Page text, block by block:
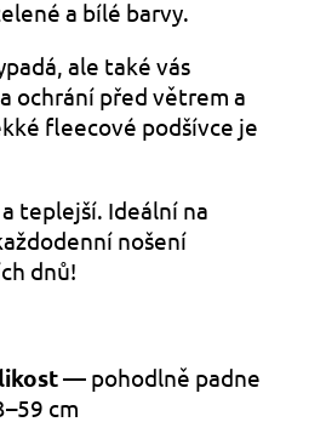
a bílé barvy.
ale také vás
ochrání před větrem a
fleecové podšívce je
teplejší. Ideální na
nošení
dnů!
— pohodlně padne
cm